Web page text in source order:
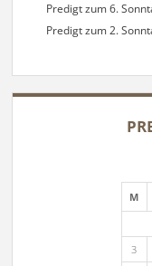
Predigt zum 6.
Predigt zum 2.
M
3